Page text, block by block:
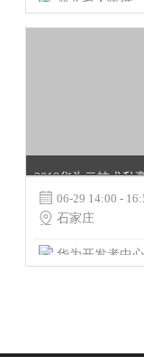
 06-29 14:00 -
 石家庄
华为开发者中心